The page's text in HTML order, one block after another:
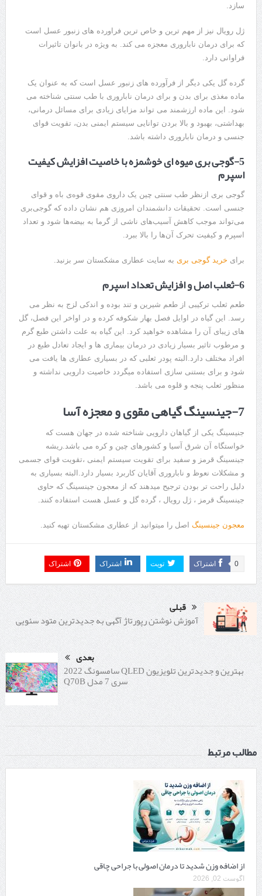
سازد.
ژل رویال نیز از مهم ترین و خاص ترین فراورده های زنبور عسل است
که برای درمان ناباروری معجزه می کند. به ویژه در بانوان تاثیرات
فراوانی دارد.
گرده گل یکی دیگر از فرآورده های زنبور عسل است که به عنوان یک
ماده مغذی برای بدن و برای درمان ناباروری با طب سنتی شناخته می
شود. این ماده ارزشمند می تواند مزایای زیادی برای مسائل درمانی،
بهداشتی، بهبود و بالا بردن توانایی سیستم ایمنی بدن، تقویت قوای
جنسی و درمان ناباروری داشته باشد.
5-گوجی بری میوه ای خوشمزه با خاصیت افزایش کیفیت
اسپرم
گوجی بری ازنظر طب سنتی چین یک داروی مقوی قوه‌ی باه و قوای
جنسی است. تحقیقات دانشمندان امروزی هم نشان داده که گوجی‌بری
می‌تواند موجب کاهش آسیب‌های ناشی از گرما به بیضه‌ها شود و تعداد
اسپرم و کیفیت تحرک آن‌ها را بالا ببرد.
برای خرید گوجی بری به سایت عطاری مشکستان سر بزنید.
6-ثعلب اصل و افزایش تعداد اسپرم
طعم ثعلب ترکیبی از طعم شیرین و تند بوده و اندکی لزج به نظر می
رسد. این گیاه در اوایل فصل بهار شکوفه کرده و در اواخر این فصل، گل
های زیبای آن را مشاهده خواهید کرد. این گیاه به علت داشتن طبع گرم
و مرطوب تاثیر بسیار زیادی در درمان بیماری ها و ایجاد تعادل طبع در
افراد مختلف دارد.البته پودر ثعلبی که در بسیاری عطاری ها یافت می
شود و برای بستنی سازی استفاده میگردد خاصیت دارویی نداشته و
منظور ثعلب پنجه و قلوه می باشد.
7-جینسینگ گیاهی مقوی و معجزه آسا
جنیسینگ یکی از گیاهان دارویی شناخته شده در جهان هست که
خواستگاه آن شرق آسیا و کشورهای چین و کره می باشد.ریشه
جینسینگ قرمز و سفید برای تقویت سیستم ایمنی ،تقویت قوای جسمی
و مشکلات نعوظ و ناباروری آقایان کاربرد بسیار دارد.البته بسیاری به
دلیل راحت تر بودن ترجیح میدهند که از معجون جینسینگ که حاوی
جینسینگ قرمز ، ژل رویال ، گرده گل و عسل هست استفاده کنند.
معجون جینسینگاصل را میتوانید از عطاری مشکستان تهیه کنید.
اشتراک 0 تویت اشتراک اشتراک
قبلی
آموزش نوشتن رپورتاژ آگهی به جدیدترین متود سئویی
بعدی
بهترین و جدیدترین تلویزیون QLED سامسونگ 2022
سری 7 مدل Q70B
مطالب مرتبط
از اضافه وزن شدید تا درمان اصولی با جراحی چاقی
آگوست 02, 2026